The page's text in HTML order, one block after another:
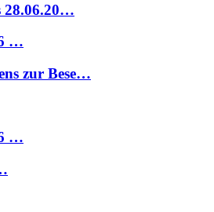
28.06.20…
…
zur Bese…
…